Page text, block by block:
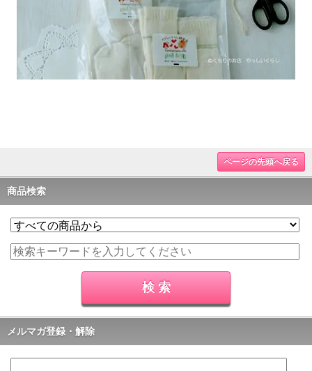
ページの先頭へ戻る
商品検索
メルマガ登録・解除